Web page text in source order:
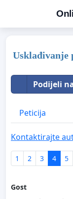
Usklađivanje
Podijeli
Peticija
Kontaktirajte
1 2 3 4 5
Gost